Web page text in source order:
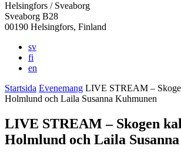
flik
flik
flik
flik
flik
Helsingfors / Sveaborg
Sveaborg B28
00190 Helsingfors, Finland
sv
fi
en
Startsida Evenemang LIVE STREAM –
Holmlund och Laila Susanna Kuhmunen
LIVE STREAM – Skogen
Holmlund och Laila